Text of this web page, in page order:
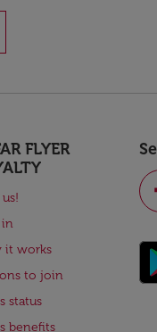
FLYER
in
it works
to join
status
benefits